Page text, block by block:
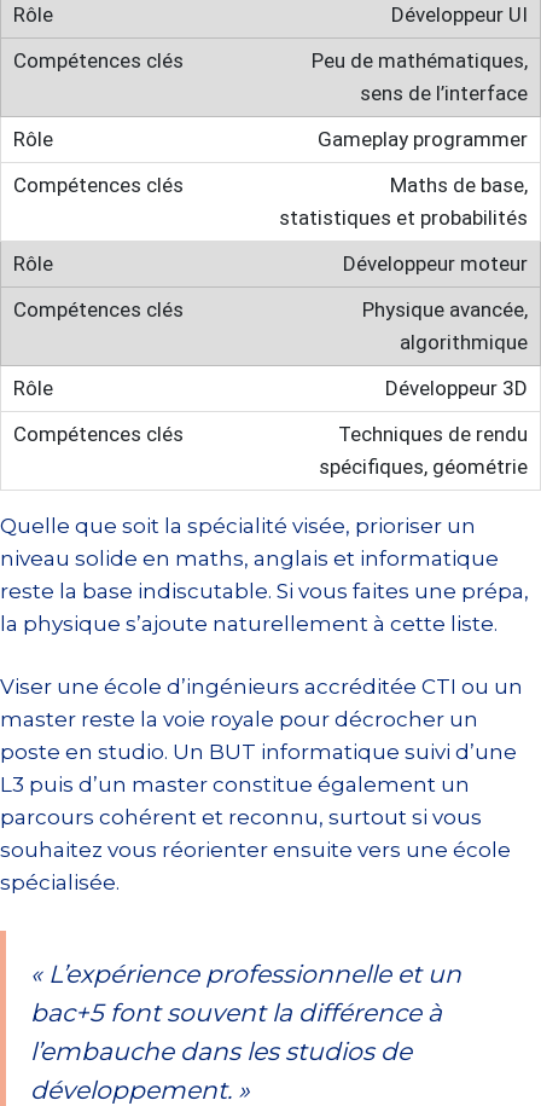
Développeur UI
Peu de mathématiques,
sens de l’interface
Gameplay programmer
Maths de base,
statistiques et probabilités
Développeur moteur
Physique avancée,
algorithmique
Développeur 3D
Techniques de rendu
spécifiques, géométrie
Quelle que soit la spécialité visée, prioriser un
niveau solide en maths, anglais et informatique
reste la base indiscutable. Si vous faites une prépa,
la physique s’ajoute naturellement à cette liste.
Viser une école d’ingénieurs accréditée CTI ou un
master reste la voie royale pour décrocher un
poste en studio. Un BUT informatique suivi d’une
L3 puis d’un master constitue également un
parcours cohérent et reconnu, surtout si vous
souhaitez vous réorienter ensuite vers une école
spécialisée.
« L’expérience professionnelle et un
bac+5 font souvent la différence à
l’embauche dans les studios de
développement. »